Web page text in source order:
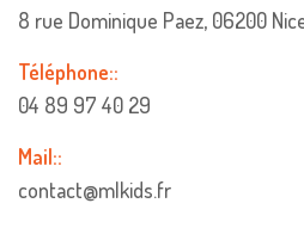
8 rue Dominique Paez, 06200
Téléphone::
04 89 97 40 29
Mail::
contact@mlkids.fr